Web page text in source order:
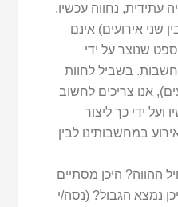
עתידית, נחווה עכשיו.
שני אירועים) אינם
שנוצר על ידי
בשביל לחוות
אנו צריכים לחשוב
ועל ידי כך ליצור
במחשבותינו לבין
ההווה? היכן מסתיים
נמצא הגבול? (נסה/י